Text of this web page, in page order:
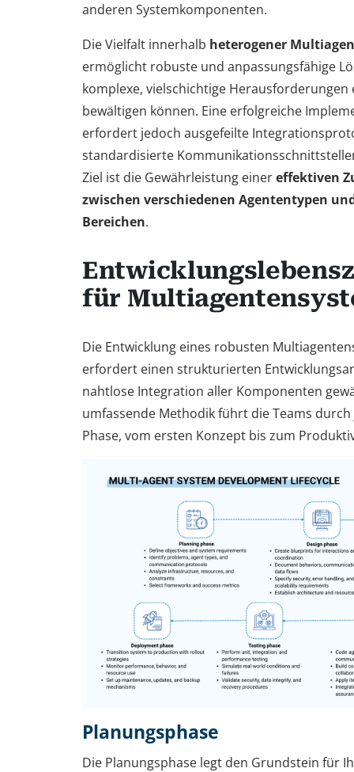
anderen Systemkomponenten.
Die Vielfalt innerhalb heterogener
ermöglicht robuste und anpassungsfähige
komplexe, vielschichtige Herausforderungen
bewältigen können. Eine erfolgreiche
erfordert jedoch ausgefeilte
standardisierte
Ziel ist die Gewährleistung einereffektiven
zwischen verschiedenen Agententypen
Bereichen.
für
Die Entwicklung eines robusten
erfordert einen strukturierten
nahtlose Integration aller Komponenten
umfassende Methodik führt die Teams
Phase, vom ersten Konzept bis zum
Planungsphase
Die Planungsphase legt den Grundstein für